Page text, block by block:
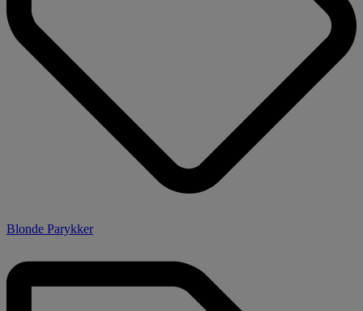
Blonde Parykker